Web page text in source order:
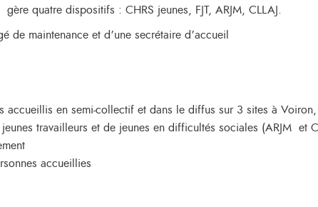
quatre dispositifs : CHRS jeunes, FJT, ARJM, CLLAJ.
de maintenance et d’une secrétaire d’accueil
accueillis en semi-collectif et dans le diffus sur 3 sites à Voiron,
travailleurs et de jeunes en difficultés sociales (ARJM et
accueillies